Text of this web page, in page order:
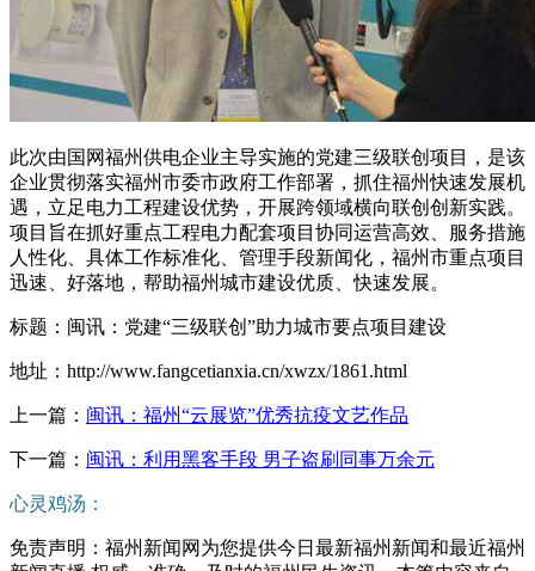
此次由国网福州供电企业主导实施的党建三级联创项目，是该
企业贯彻落实福州市委市政府工作部署，抓住福州快速发展机
遇，立足电力工程建设优势，开展跨领域横向联创创新实践。
项目旨在抓好重点工程电力配套项目协同运营高效、服务措施
人性化、具体工作标准化、管理手段新闻化，福州市重点项目
迅速、好落地，帮助福州城市建设优质、快速发展。
标题：闽讯：党建“三级联创”助力城市要点项目建设
地址：http://www.fangcetianxia.cn/xwzx/1861.html
上一篇： 闽讯：福州“云展览”优秀抗疫文艺作品
下一篇： 闽讯：利用黑客手段 男子盗刷同事万余元
心灵鸡汤：
免责声明：福州新闻网为您提供今日最新福州新闻和最近福州